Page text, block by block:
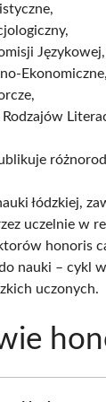
Językowej,
Ekonomiczne,
łódzkiej,
uczelnie w
honoris
nauki – cykl
uczonych.